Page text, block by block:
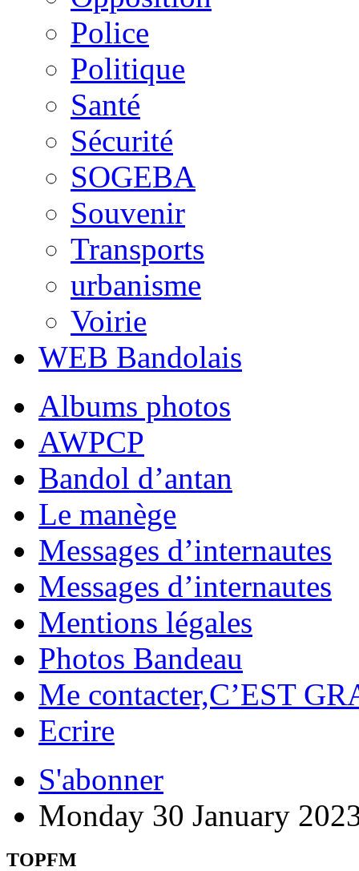
Police
Politique
Santé
Sécurité
SOGEBA
Souvenir
Transports
urbanisme
Voirie
WEB Bandolais
Albums photos
AWPCP
Bandol d’antan
Le manège
Messages d’internautes
Messages d’internautes
Mentions légales
Photos Bandeau
Me contacter,C’EST
Ecrire
S'abonner
Monday 30 January
TOPFM